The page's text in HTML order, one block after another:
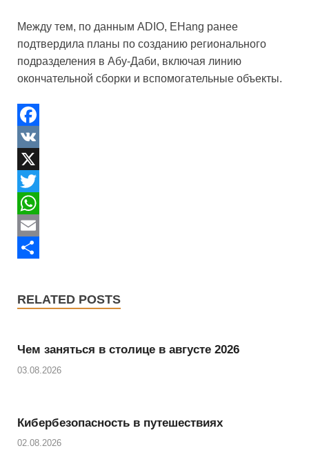
Между тем, по данным ADIO, EHang ранее
подтвердила планы по созданию регионального
подразделения в Абу-Даби, включая линию
окончательной сборки и вспомогательные объекты.
F
a
c
e
b
o
V
K
X
T
w
W
hE
RELATED POSTS
Чем заняться в столице в августе 2026
03.08.2026
Кибербезопасность в путешествиях
02.08.2026